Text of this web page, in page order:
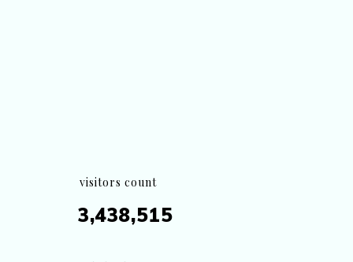
visitors count
3,438,515